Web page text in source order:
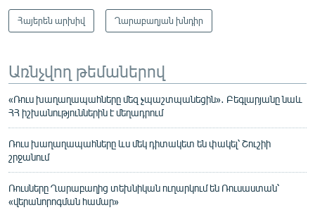
Հայերեն արխիվ Ղարաբաղյան խնդիր
Առնչվող թեմաներով
«Ռուս խաղաղապահները մեզ չպաշտպանեցին»․ Բեգլարյանը նաև
ՀՀ իշխանություններին է մեղադրում
Ռուս խաղաղապահները ևս մեկ դիտակետ են փակել՝ Շուշիի
շրջանում
Ռուսները Ղարաբաղից տեխնիկան ուղարկում են Ռուսաստան՝
«վերանորոգման համար»